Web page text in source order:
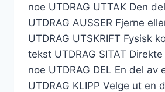
noe UTDRAG UTTAK Den
UTDRAG AUSSER Fjerne
UTDRAG UTSKRIFT Fysisk
tekst UTDRAG SITAT
noe UTDRAG DEL En del av
UTDRAG KLIPP Velge ut en